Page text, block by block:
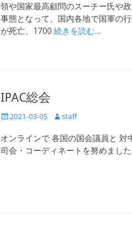
領や国家最高顧問のスーチー氏や
事態となって、国内各地で国軍の
が死亡、1700続きを読む…
IPAC総会
投
日
2021-03-05
投
者
staff
オンラインで 各国の国会議員と 対
司会・コーディネートを努めました